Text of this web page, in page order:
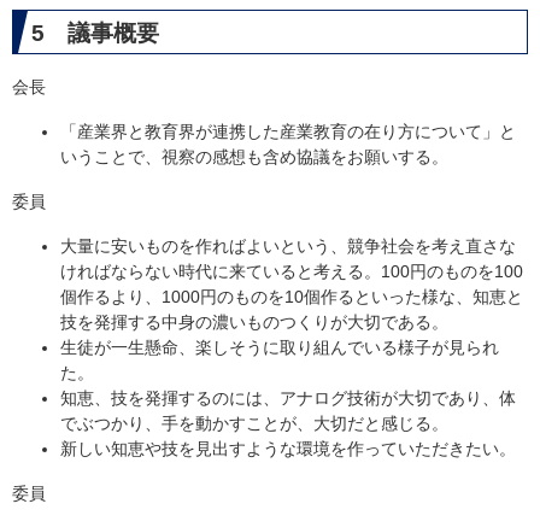
5 議事概要
会長
「産業界と教育界が連携した産業教育の在り方について」と
いうことで、視察の感想も含め協議をお願いする。
委員
大量に安いものを作ればよいという、競争社会を考え直さな
ければならない時代に来ていると考える。100円のものを100
個作るより、1000円のものを10個作るといった様な、知恵と
技を発揮する中身の濃いものつくりが大切である。
生徒が一生懸命、楽しそうに取り組んでいる様子が見られ
た。
知恵、技を発揮するのには、アナログ技術が大切であり、体
でぶつかり、手を動かすことが、大切だと感じる。
新しい知恵や技を見出すような環境を作っていただきたい。
委員